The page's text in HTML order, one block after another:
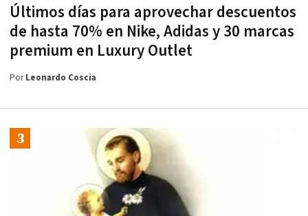
Últimos días para aprovechar descuentos
de hasta 70% en Nike, Adidas y 30 marcas
premium en Luxury Outlet
PorLeonardo Coscia